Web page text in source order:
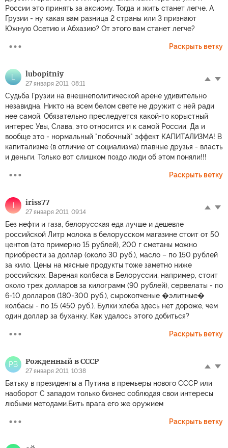
России это принять за аксиому. Тогда и жить станет легче. А
Грузии - ну какая вам разница 2 страны или 3 признают
Южную Осетию и Абхазию? От этого вам станет легче?
Раскрыть ветку
L lubopitniy
27 января 2011, 08:11
Судьба Грузии на внешнеполитической арене удивительно
незавидна. Никто на всем белом свете не дружит с ней ради
нее самой. Обязательно преследуется какой-то корыстный
интерес Увы, Слава, это относится и к самой России. Да и
вообще это - нормальный "побочный" эффект КАПИТАЛИЗМА! В
капитализме (в отличие от социализма) главные друзья - власть
и деньги. Только вот слишком поздо люди об этом поняли!!!
Раскрыть ветку
I iriss77
27 января 2011, 09:14
Без нефти и газа, белорусская еда лучше и дешевле
российской Литр молока в белорусском магазине стоит от 50
центов (это примерно 15 рублей), 200 г сметаны можно
приобрести за доллар (около 30 руб.), масло – по 150 рублей
за кило. Цены на мясные продукты тоже заметно ниже
российских. Вареная колбаса в Белоруссии, например, стоит
около трех долларов за килограмм (90 рублей), сервелаты - по
6-10 долларов (180-300 руб.), сырокопченые �элитные�
колбасы - по 15 (450 руб.). Булки хлеба здесь нет дороже, чем
один доллар за буханку. Как удалось этого добиться?
Раскрыть ветку
РВ Рожденный в СССР
27 января 2011, 10:38
Батьку в президенты а Путина в премьеры нового СССР или
наоборот С западом только бизнес соблюдая свои интересы
любыми методами.Бить врага его же оружием
Раскрыть ветку